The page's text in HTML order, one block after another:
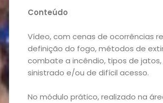
Beleza
Bora
lá!
Conteúdo
Vídeo, com cenas de ocorrências
definição do fogo, métodos de
combate a incêndio, tipos de
sinistrado e/ou de difícil acesso.
No módulo prático, realizado na